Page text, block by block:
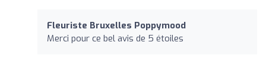
Fleuriste Bruxelles Poppymood
Merci pour ce bel avis de 5 étoiles